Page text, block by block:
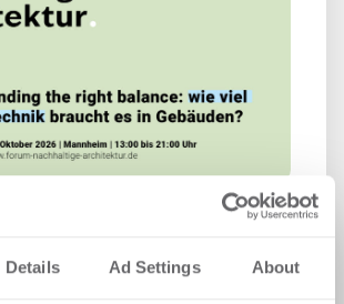
Details Ad Settings About
Lowtech und Suffizienz: